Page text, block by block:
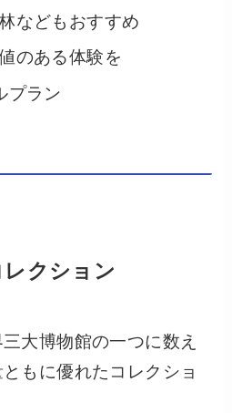
などもおすすめ
のある体験を
プラン
クション
大博物館の一つに数え
もに優れたコレクショ